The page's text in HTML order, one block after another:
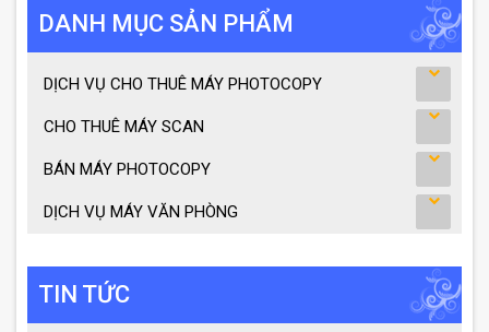
DANH MỤC SẢN PHẨM
DỊCH VỤ CHO THUÊ MÁY PHOTOCOPY
CHO THUÊ MÁY SCAN
BÁN MÁY PHOTOCOPY
DỊCH VỤ MÁY VĂN PHÒNG
TIN TỨC